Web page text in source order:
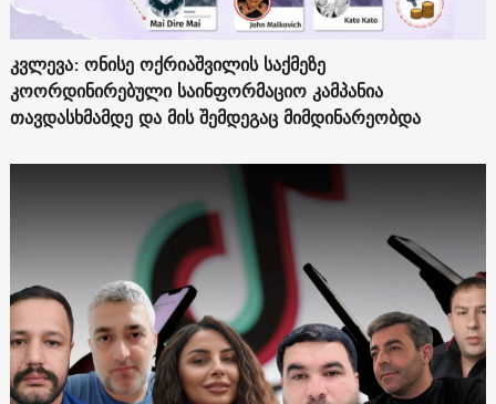
კვლევა: ონისე ოქრიაშვილის საქმეზე
კოორდინირებული საინფორმაციო კამპანია
თავდასხმამდე და მის შემდეგაც მიმდინარეობდა